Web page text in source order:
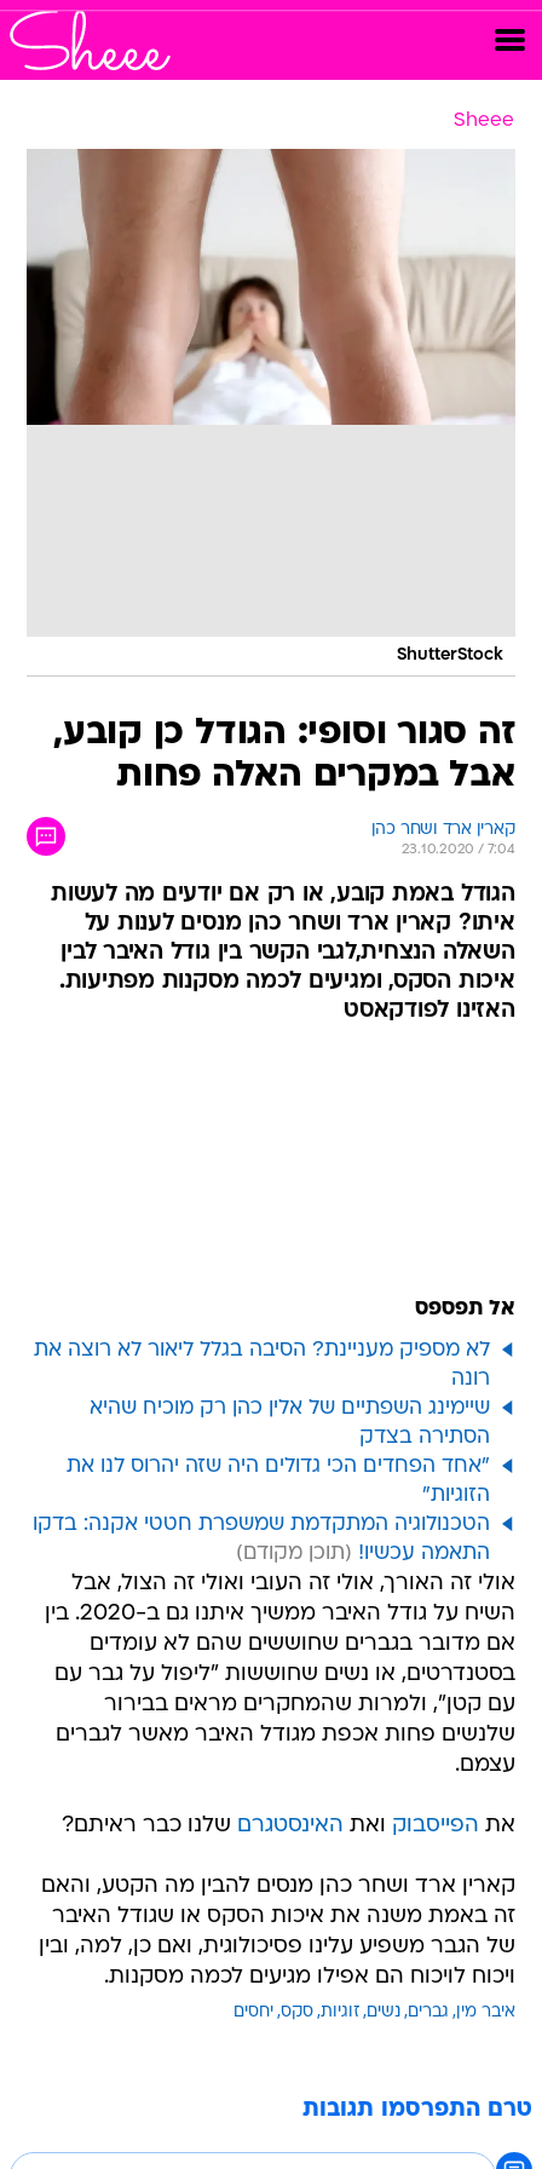
Sheee
ShutterStock
זה סגור וסופי: הגודל כן קובע,
אבל במקרים האלה פחות
קארין ארד ושחר כהן
23.10.2020 / 7:04
הגודל באמת קובע, או רק אם יודעים מה לעשות
איתו? קארין ארד ושחר כהן מנסים לענות על
השאלה הנצחית,לגבי הקשר בין גודל האיבר לבין
איכות הסקס, ומגיעים לכמה מסקנות מפתיעות.
האזינו לפודקאסט
אל תפספס
לא מספיק מעניינת? הסיבה בגלל ליאור לא רוצה את
רונה
שיימינג השפתיים של אלין כהן רק מוכיח שהיא
הסתירה בצדק
"אחד הפחדים הכי גדולים היה שזה יהרוס לנו את
הזוגיות"
הטכנולוגיה המתקדמת שמשפרת חטטי אקנה: בדקו
התאמה עכשיו!
אולי זה האורך, אולי זה העובי ואולי זה הצול, אבל
השיח על גודל האיבר ממשיך איתנו גם ב-2020. בין
אם מדובר בגברים שחוששים שהם לא עומדים
בסטנדרטים, או נשים שחוששות "ליפול על גבר עם
עם קטן", ולמרות שהמחקרים מראים בבירור
שלנשים פחות אכפת מגודל האיבר מאשר לגברים
עצמם.
את הפייסבוק ואת האינסטגרם שלנו כבר ראיתם?
קארין ארד ושחר כהן מנסים להבין מה הקטע, והאם
זה באמת משנה את איכות הסקס או שגודל האיבר
של הגבר משפיע עלינו פסיכולוגית, ואם כן, למה, ובין
ויכוח לויכוח הם אפילו מגיעים לכמה מסקנות.
איבר מין גברים נשים זוגיות סקס יחסים
טרם התפרסמו תגובות